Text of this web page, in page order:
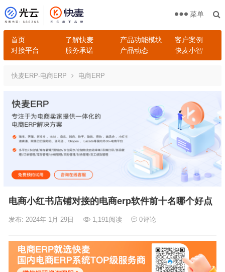
首页 了解快麦 产品功能模块
客户案例
对接平台
服务承诺 产品动态 快麦小智
菜单
快麦ERP-电商ERP 电商ERP
电商小红书店铺对接的电商erp软件前十名哪个好点
发布: 2024年 1月 29日 1,191 阅读 0评论